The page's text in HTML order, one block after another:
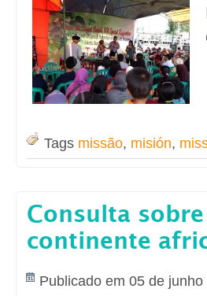
Tags missão, misión,
Consulta
continente
Publicado em 05 de junho